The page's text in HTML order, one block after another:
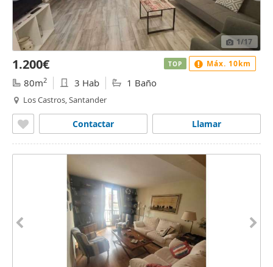
1/17
1.200€
80m2 3 Hab 1 Baño
Los Castros, Santander
Llamar
Contactar
TOP Máx. 10km